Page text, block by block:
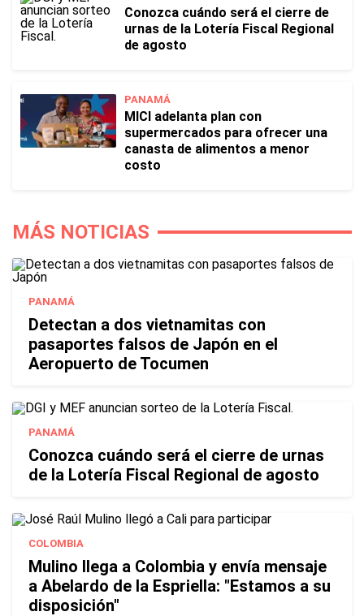
Conozca cuándo será el cierre de
urnas de la Lotería Fiscal Regional
de agosto
PANAMÁ
MICI adelanta plan con
supermercados para ofrecer una
canasta de alimentos a menor
costo
MÁS NOTICIAS
PANAMÁ
Detectan a dos vietnamitas con
pasaportes falsos de Japón en el
Aeropuerto de Tocumen
PANAMÁ
Conozca cuándo será el cierre de urnas
de la Lotería Fiscal Regional de agosto
COLOMBIA
Mulino llega a Colombia y envía mensaje
a Abelardo de la Espriella: "Estamos a su
disposición"